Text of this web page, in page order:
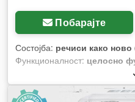
Побарајте
Состојба: речиси како
Функционалност: целосно